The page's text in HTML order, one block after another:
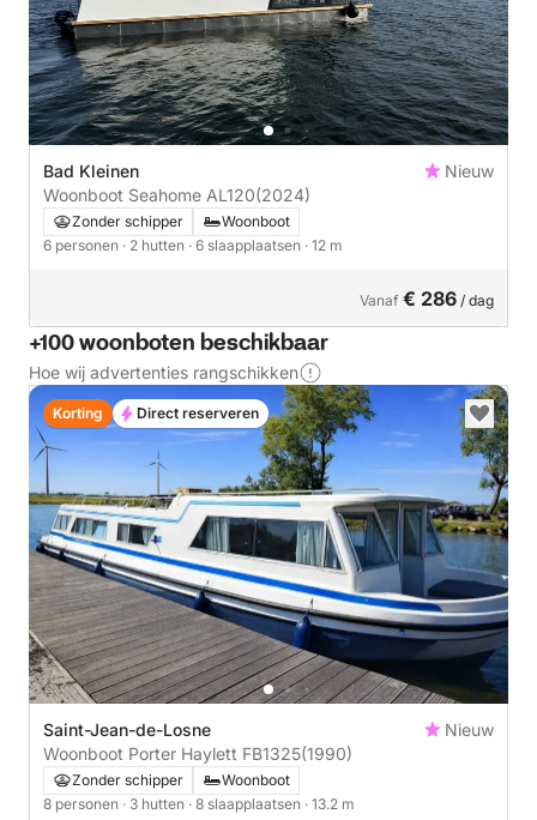
Bad Kleinen
Nieuw
Woonboot Seahome AL120(2024)
Zonder schipper
Woonboot
6 personen · 2 hutten · 6 slaapplaatsen · 12 m
Vanaf € 286 / dag
+100 woonboten beschikbaar
Hoe wij advertenties rangschikken
Saint-Jean-de-Losne
Nieuw
Woonboot Porter Haylett FB1325(1990)
Zonder schipper
Woonboot
8 personen · 3 hutten · 8 slaapplaatsen · 13.2 m
Korting Direct reserveren